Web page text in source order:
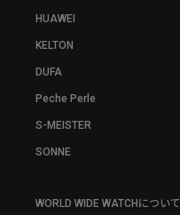
HUAWEI
KELTON
DUFA
Peche Perle
S-MEISTER
SONNE
WORLD WIDE WATCHについて